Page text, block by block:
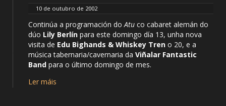
10 de outubro de 2002
Continúa a programación doAtu co cabaret alemán do
dúo Lily Berlín para este domingo día 13, unha nova
visita de Edu Bighands & Whiskey Tren o 20, e a
música tabernaria/cavernaria da Viñalar Fantastic
Band para o último domingo de mes.
Ler máis